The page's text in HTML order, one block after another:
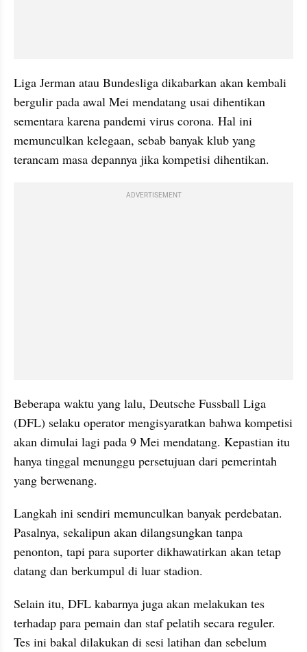
Liga Jerman atau Bundesliga dikabarkan akan kembali
bergulir pada awal Mei mendatang usai dihentikan
sementara karena pandemi virus corona. Hal ini
memunculkan kelegaan, sebab banyak klub yang
terancam masa depannya jika kompetisi dihentikan.
ADVERTISEMENT
Beberapa waktu yang lalu, Deutsche Fussball Liga
(DFL) selaku operator mengisyaratkan bahwa kompetisi
akan dimulai lagi pada 9 Mei mendatang. Kepastian itu
hanya tinggal menunggu persetujuan dari pemerintah
yang berwenang.
Langkah ini sendiri memunculkan banyak perdebatan.
Pasalnya, sekalipun akan dilangsungkan tanpa
penonton, tapi para suporter dikhawatirkan akan tetap
datang dan berkumpul di luar stadion.
Selain itu, DFL kabarnya juga akan melakukan tes
terhadap para pemain dan staf pelatih secara reguler.
Tes ini bakal dilakukan di sesi latihan dan sebelum